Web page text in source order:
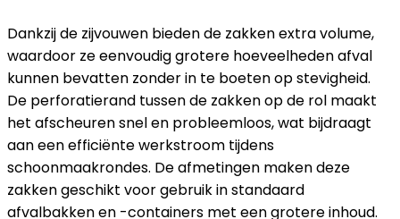
Dankzij de zijvouwen bieden de zakken extra volume,
waardoor ze eenvoudig grotere hoeveelheden afval
kunnen bevatten zonder in te boeten op stevigheid.
De perforatierand tussen de zakken op de rol maakt
het afscheuren snel en probleemloos, wat bijdraagt
aan een efficiënte werkstroom tijdens
schoonmaakrondes. De afmetingen maken deze
zakken geschikt voor gebruik in standaard
afvalbakken en -containers met een grotere inhoud.